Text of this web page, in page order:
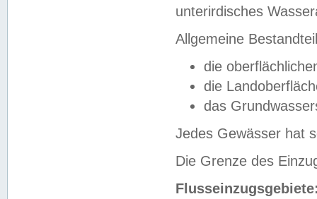
unterirdisches
Allgemeine
die
die
das
Jedes Gewässer hat
Die Grenze des